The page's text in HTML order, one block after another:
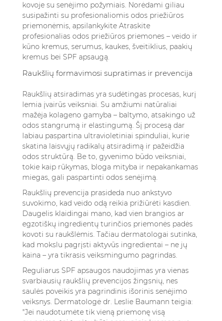
7.4. Ar topiniai kolageno kremai tikrai skatina
kolageno gamybą odoje?
7.5. Kaip išsirinkti tinkamą produktą savo
odos tipui?
kovoje su senėjimo požymiais. Norėdami giliau
susipažinti su profesionaliomis odos priežiūros
priemonėmis, apsilankykite Atraskite
profesionalias odos priežiūros priemones – veido ir
kūno kremus, serumus, kaukes, šveitiklius, paakių
kremus bei SPF apsaugą.
Raukšlių formavimosi supratimas ir prevencija
Raukšlių atsiradimas yra sudėtingas procesas, kurį
lemia įvairūs veiksniai. Su amžiumi natūraliai
mažėja kolageno gamyba – baltymo, atsakingo už
odos stangrumą ir elastingumą. Šį procesą dar
labiau paspartina ultravioletiniai spinduliai, kurie
skatina laisvųjų radikalų atsiradimą ir pažeidžia
odos struktūrą. Be to, gyvenimo būdo veiksniai,
tokie kaip rūkymas, bloga mityba ir nepakankamas
miegas, gali paspartinti odos senėjimą.
Raukšlių prevencija prasideda nuo ankstyvo
suvokimo, kad veido odą reikia prižiūrėti kasdien.
Daugelis klaidingai mano, kad vien brangios ar
egzotiškų ingredientų turinčios priemonės padės
kovoti su raukšlėmis. Tačiau dermatologai sutinka,
kad mokslu pagrįsti aktyvūs ingredientai – ne jų
kaina – yra tikrasis veiksmingumo pagrindas.
Reguliarus SPF apsaugos naudojimas yra vienas
svarbiausių raukšlių prevencijos žingsnių, nes
saulės poveikis yra pagrindinis išorinis senėjimo
veiksnys. Dermatologė dr. Leslie Baumann teigia:
"Jei naudotumėte tik vieną priemonę visą